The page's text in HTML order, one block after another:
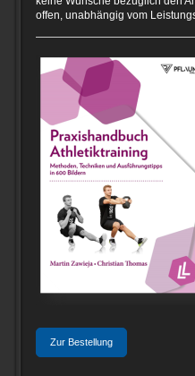
offen, unabhängig vom
Zur Bestellung